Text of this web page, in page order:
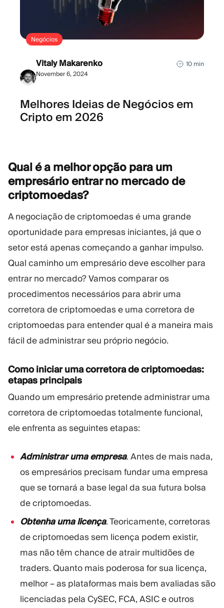
Negócios
Vitaly Makarenko
November 6, 2024
10 min
Melhores Ideias de Negócios em
Cripto em 2026
Qual é a melhor opção para um
empresário entrar no mercado de
criptomoedas?
A negociação de criptomoedas é uma grande
oportunidade para empresas iniciantes, já que o
setor está apenas começando a ganhar impulso.
Qual caminho um empresário deve escolher para
entrar no mercado? Vamos comparar os
procedimentos necessários para abrir uma
corretora de criptomoedas e uma corretora de
criptomoedas para entender qual é a maneira mais
fácil de administrar seu próprio negócio.
Como iniciar uma corretora de criptomoedas:
etapas principais
Quando um empresário pretende administrar uma
corretora de criptomoedas totalmente funcional,
ele enfrenta as seguintes etapas:
Administrar uma empresa. Antes de mais nada,
os empresários precisam fundar uma empresa
que se tornará a base legal da sua futura bolsa
de criptomoedas.
Obtenha uma licença. Teoricamente, corretoras
de criptomoedas sem licença podem existir,
mas não têm chance de atrair multidões de
traders. Quanto mais poderosa for sua licença,
melhor – as plataformas mais bem avaliadas são
licenciadas pela CySEC, FCA, ASIC e outros